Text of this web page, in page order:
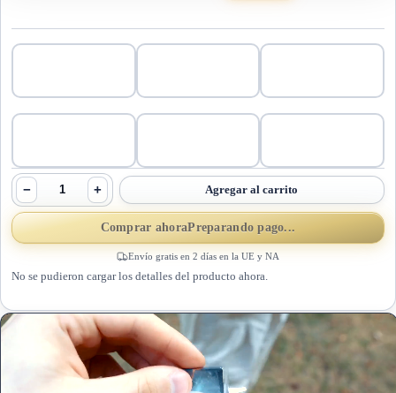
− + Agregar al carrito
Comprar ahoraPreparando pago...
Envío gratis en 2 días en la UE y NA
No se pudieron cargar los detalles del producto ahora.